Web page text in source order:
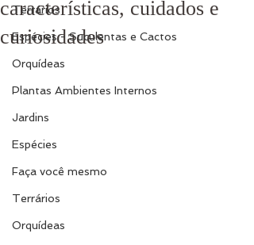
Terrários
Espécies - Suculentas e Cactos
Orquídeas
Plantas Ambientes Internos
Jardins
Espécies
Faça você mesmo
Terrários
Orquídeas
características, cuidados e
curiosidades